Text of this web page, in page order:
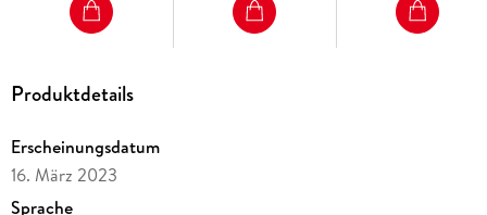
Brackmann, WDR
Thies Detlefsen & Nicole Stappenbek bei dtv:
Rote Grütze mit Schuss (Band 1)
Mordseekrabben (Band 2)
Produktdetails
Erscheinungsdatum
16. März 2023
Sprache